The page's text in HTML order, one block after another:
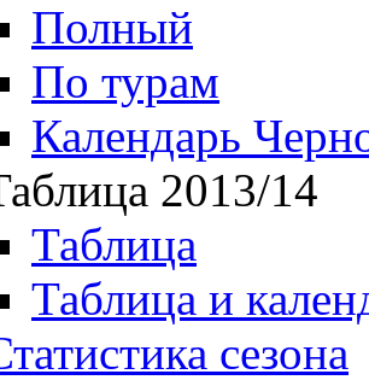
Полный
По турам
Календарь
2013/14
Таблица
Таблица и
сезона